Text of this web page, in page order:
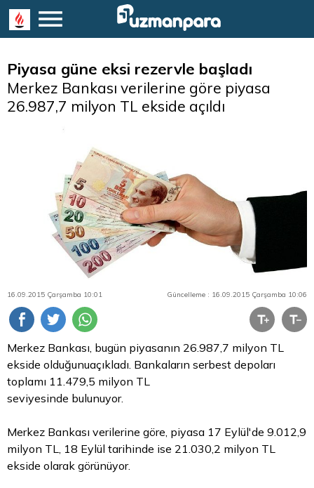
Piyasa güne eksi rezervle başladı
Merkez Bankası verilerine göre piyasa
26.987,7 milyon TL ekside açıldı
16.09.2015 Çarşamba 10:01 Güncelleme : 16.09.2015 Çarşamba 10:06
Merkez Bankası, bugün piyasanın 26.987,7 milyon TL
ekside olduğunuaçıkladı. Bankaların serbest depoları
toplamı 11.479,5 milyon TL
seviyesinde bulunuyor.
Merkez Bankası verilerine göre, piyasa 17 Eylül'de 9.012,9
milyon TL, 18 Eylül tarihinde ise 21.030,2 milyon TL
ekside olarak görünüyor.